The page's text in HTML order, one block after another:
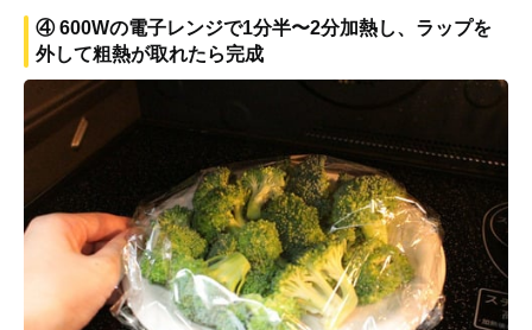
④ 600Wの電子レンジで1分半〜2分加熱し、ラップを
外して粗熱が取れたら完成